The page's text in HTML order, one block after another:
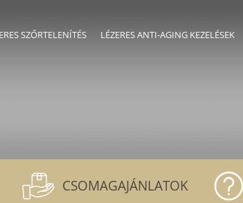
SZŐRTELENÍTÉS LÉZERES ANTI-AGING KEZELÉSEK
CSOMAGAJÁNLATOK